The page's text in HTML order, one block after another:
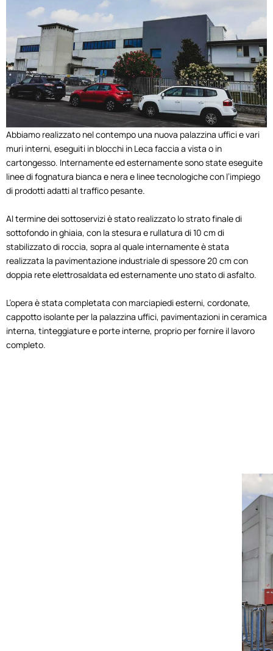
Abbiamo realizzato nel contempo una nuova palazzina uffici e vari
muri interni, eseguiti in blocchi in Leca faccia a vista o in
cartongesso. Internamente ed esternamente sono state eseguite
linee di fognatura bianca e nera e linee tecnologiche con l’impiego
di prodotti adatti al traffico pesante.
Al termine dei sottoservizi è stato realizzato lo strato finale di
sottofondo in ghiaia, con la stesura e rullatura di 10 cm di
stabilizzato di roccia, sopra al quale internamente è stata
realizzata la pavimentazione industriale di spessore 20 cm con
doppia rete elettrosaldata ed esternamente uno stato di asfalto.
L’opera è stata completata con marciapiedi esterni, cordonate,
cappotto isolante per la palazzina uffici, pavimentazioni in ceramica
interna, tinteggiature e porte interne, proprio per fornire il lavoro
completo.